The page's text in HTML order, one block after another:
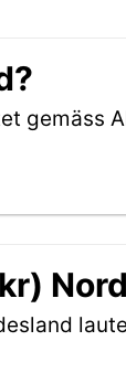
gemäss